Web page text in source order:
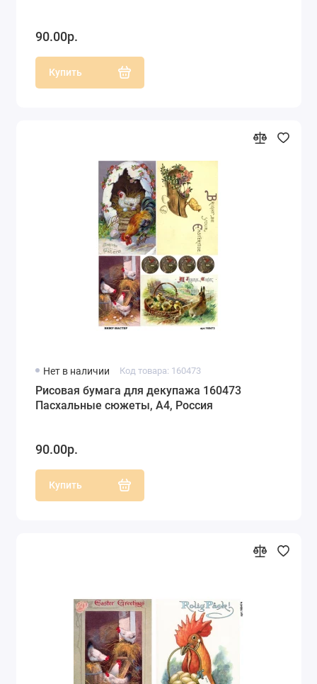
90.00р.
Купить
Нет в наличии Код товара: 160473
Рисовая бумага для декупажа 160473
Пасхальные сюжеты, А4, Россия
90.00р.
Купить